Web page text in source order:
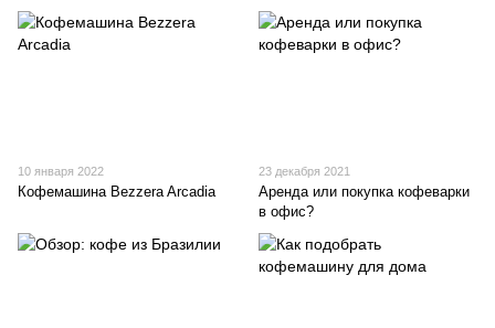
10 января 2022
Кофемашина Bezzera Arcadia
23 декабря 2021
Аренда или покупка кофеварки
в офис?